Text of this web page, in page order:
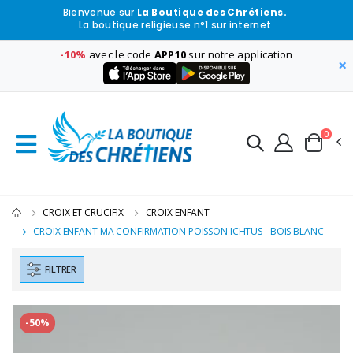
Bienvenue sur La Boutique des Chrétiens.
La boutique religieuse n°1 sur internet
-10% avec le code APP10 sur notre application
×
0
CROIX ET CRUCIFIX
CROIX ENFANT
CROIX ENFANT MA CONFIRMATION POISSON ICHTUS - BOIS BLANC
FILTRER
-50%